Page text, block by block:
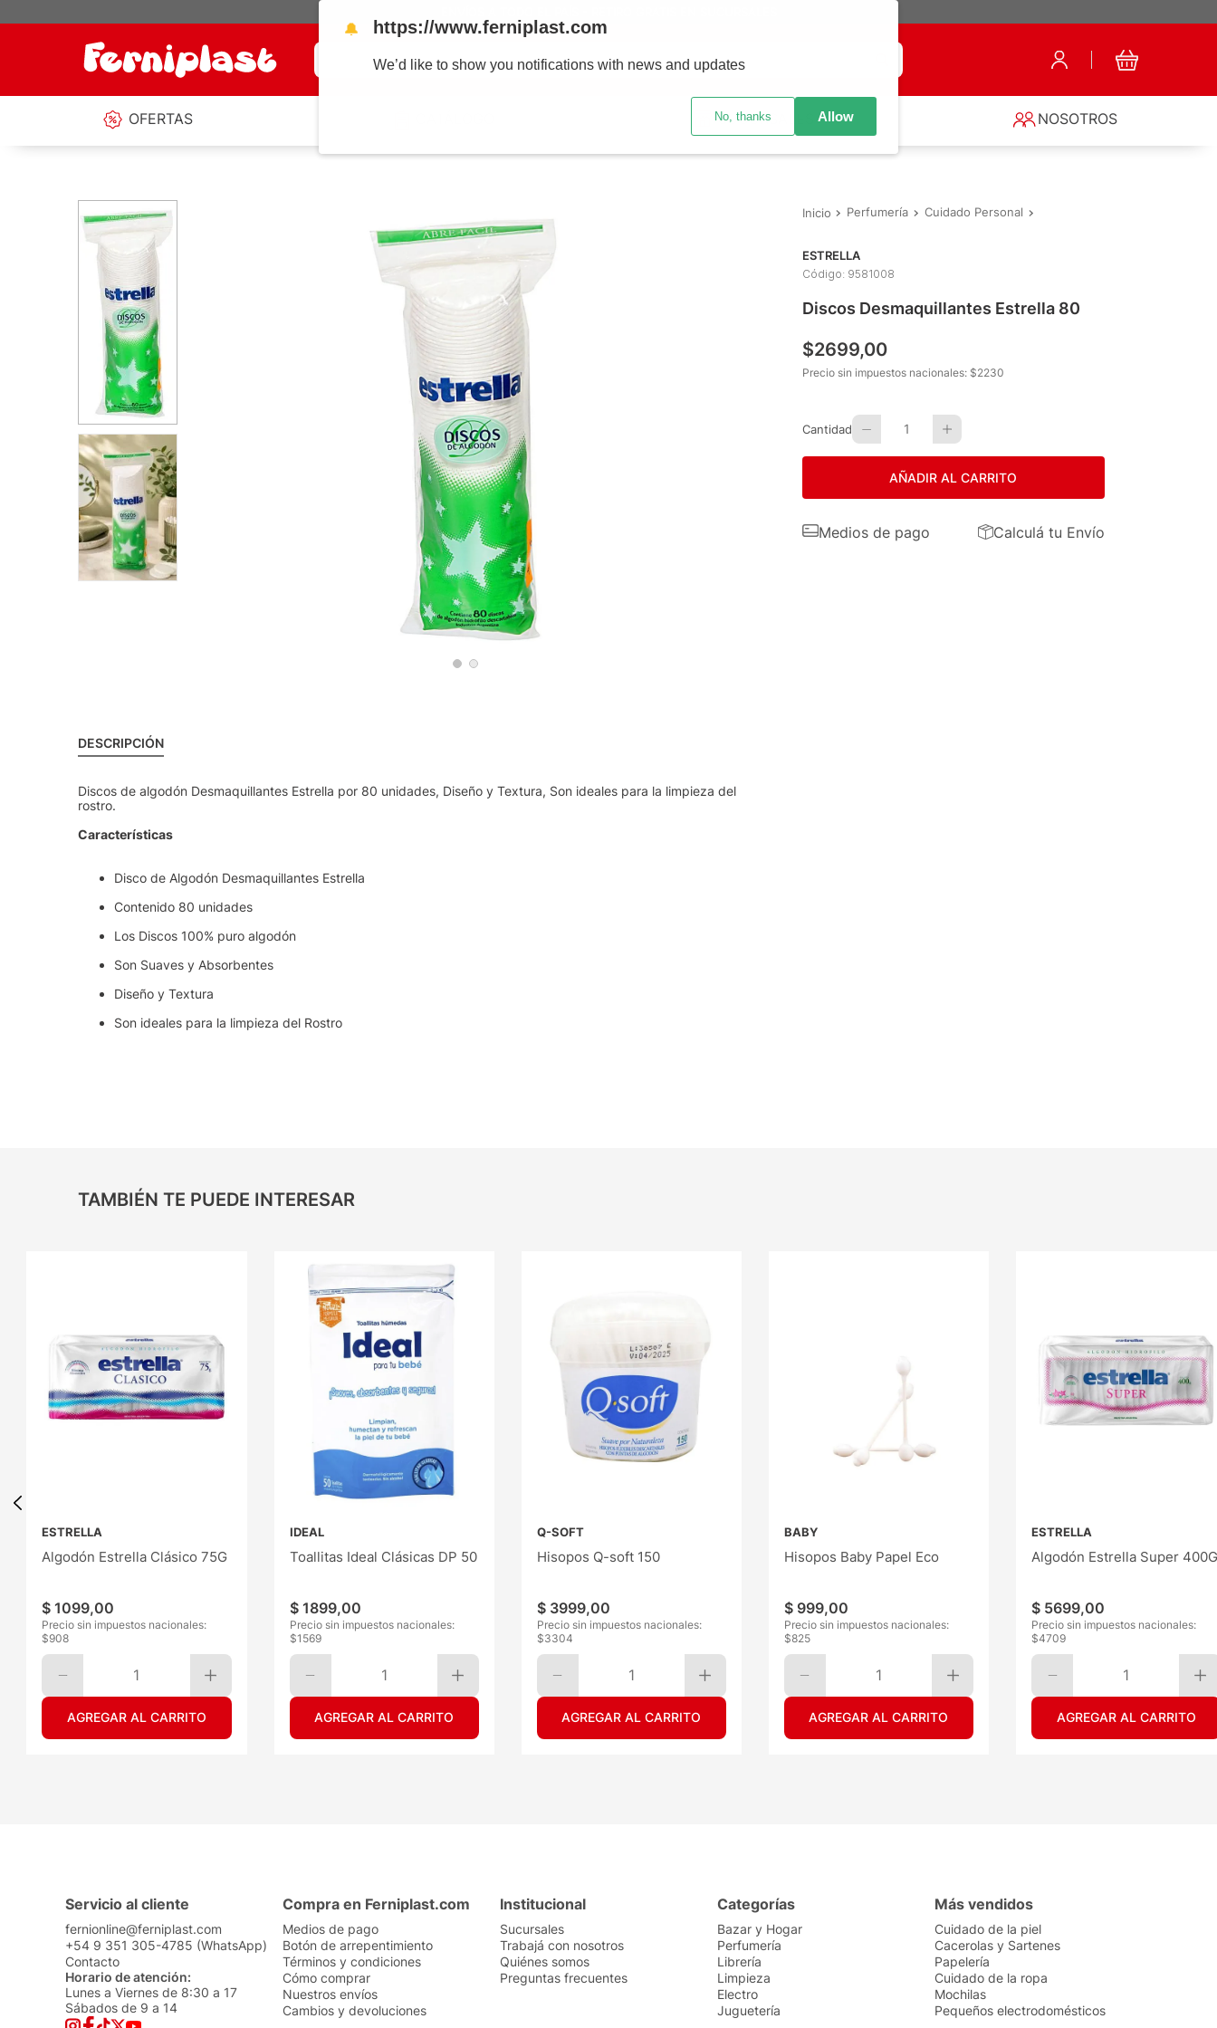
¿Qué estás buscando?
OFERTAS SUCURSALES NOSOTROS
DESCRIPCIÓN
Discos de algodón Desmaquillantes Estrella por 80 unidades, Diseño y Textura, Son ideales para la limpieza del
rostro.
Características
Disco de Algodón Desmaquillantes Estrella
Contenido 80 unidades
Los Discos 100% puro algodón
Son Suaves y Absorbentes
Diseño y Textura
Son ideales para la limpieza del Rostro
Perfumería Cuidado Personal
ESTRELLA
Código: 9581008
Discos Desmaquillantes Estrella 80
$2699,00
Precio sin impuestos nacionales: $2230
Cantidad 1
AÑADIR AL CARRITO
Medios de pago Calculá tu Envío
TAMBIÉN TE PUEDE INTERESAR
ESTRELLA
Algodón Estrella Clásico 75G
$ 1099,00
Precio sin impuestos nacionales:
$908
1
AGREGAR AL CARRITO
IDEAL
Toallitas Ideal Clásicas DP 50
$ 1899,00
Precio sin impuestos nacionales:
$1569
1
AGREGAR AL CARRITO
Q-SOFT
Hisopos Q-soft 150
$ 3999,00
Precio sin impuestos nacionales:
$3304
1
AGREGAR AL CARRITO
BABY
Hisopos Baby Papel Eco
$ 999,00
Precio sin impuestos nacionales:
$825
1
AGREGAR AL CARRITO
ESTRELLA
Algodón Estrella Super
$ 5699,00
Precio sin impuestos nacionales:
$4709
1
AGREGAR AL CARRITO
Servicio al cliente
fernionline@ferniplast.com
+54 9 351 305-4785 (WhatsApp)
Contacto
Horario de atención:
Lunes a Viernes de 8:30 a 17
Sábados de 9 a 14
Compra en Ferniplast.com
Medios de pago
Botón de arrepentimiento
Términos y condiciones
Cómo comprar
Nuestros envíos
Cambios y devoluciones
Institucional
Sucursales
Trabajá con nosotros
Quiénes somos
Preguntas frecuentes
Categorías
Bazar y Hogar
Perfumería
Librería
Limpieza
Electro
Juguetería
Más vendidos
Cuidado de la piel
Cacerolas y Sartenes
Papelería
Cuidado de la ropa
Mochilas
Pequeños electrodomésticos
🔔 https://www.ferniplast.com
We’d like to show you notifications with news and updates
No, thanks Allow